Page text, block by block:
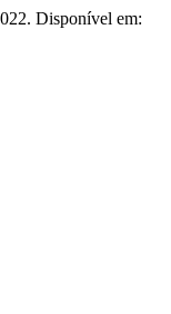
Disponível em: